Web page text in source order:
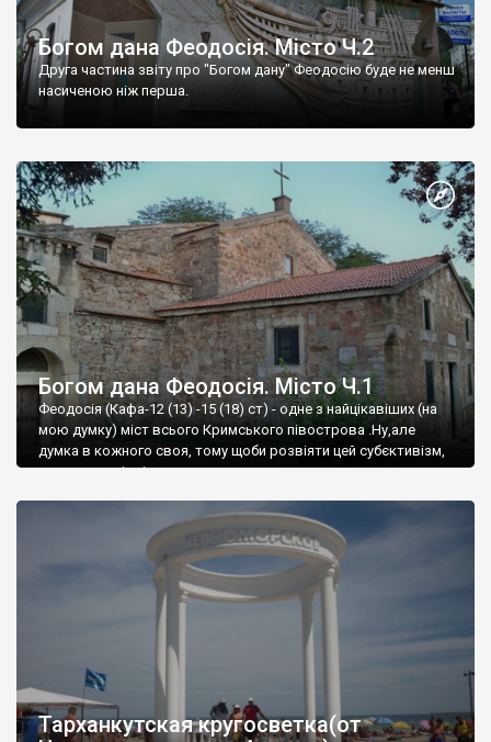
Богом дана Феодосія. Місто Ч.2
Друга частина звіту про "Богом дану" Феодосію буде не менш
насиченою ніж перша.
Богом дана Феодосія. Місто Ч.1
Феодосія (Кафа-12 (13) -15 (18) ст) - одне з найцікавіших (на
мою думку) міст всього Кримського півострова .Ну,але
думка в кожного своя, тому щоби розвіяти цей субєктивізм,
запрошую відвідати це
Тарханкутская кругосветка(от